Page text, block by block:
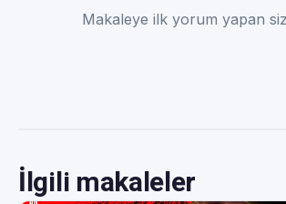
Makaleye ilk yorum yapan
İlgili makaleler